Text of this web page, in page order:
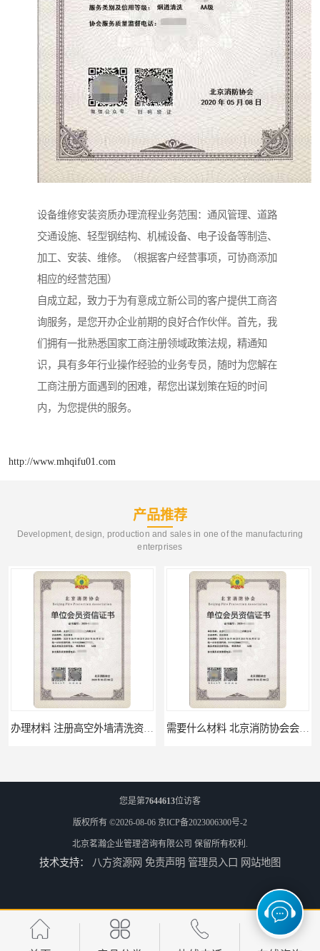
设备维修安装资质办理流程业务范围：通风管理、道路
交通设施、轻型钢结构、机械设备、电子设备等制造、
加工、安装、维修。（根据客户经营事项，可协商添加
相应的经营范围）
自成立起，致力于为有意成立新公司的客户提供工商咨
询服务，是您开办企业前期的良好合作伙伴。首先，我
们拥有一批熟悉国家工商注册领域政策法规，精通知
识，具有多年行业操作经验的业务专员，随时为您解在
工商注册方面遇到的困难，帮您出谋划策在短的时间
内，为您提供的服务。
http://www.mhqifu01.com
产品推荐
Development, design, production and sales in one of the manufacturing
enterprises
办理材料 注册高空外墙清洗资质所需材料 需要什么材料 北京消防协会会员证有什么要求
材料攻略 注册北京消防协会资质的资料 全国都可以 北京消防协会会员证申请手续
您是第7644613位访客
版权所有 ©2026-08-06 京ICP备2023006300号-2
北京茗瀚企业管理咨询有限公司 保留所有权利.
技术支持： 八方资源网 免责声明 管理员入口 网站地图